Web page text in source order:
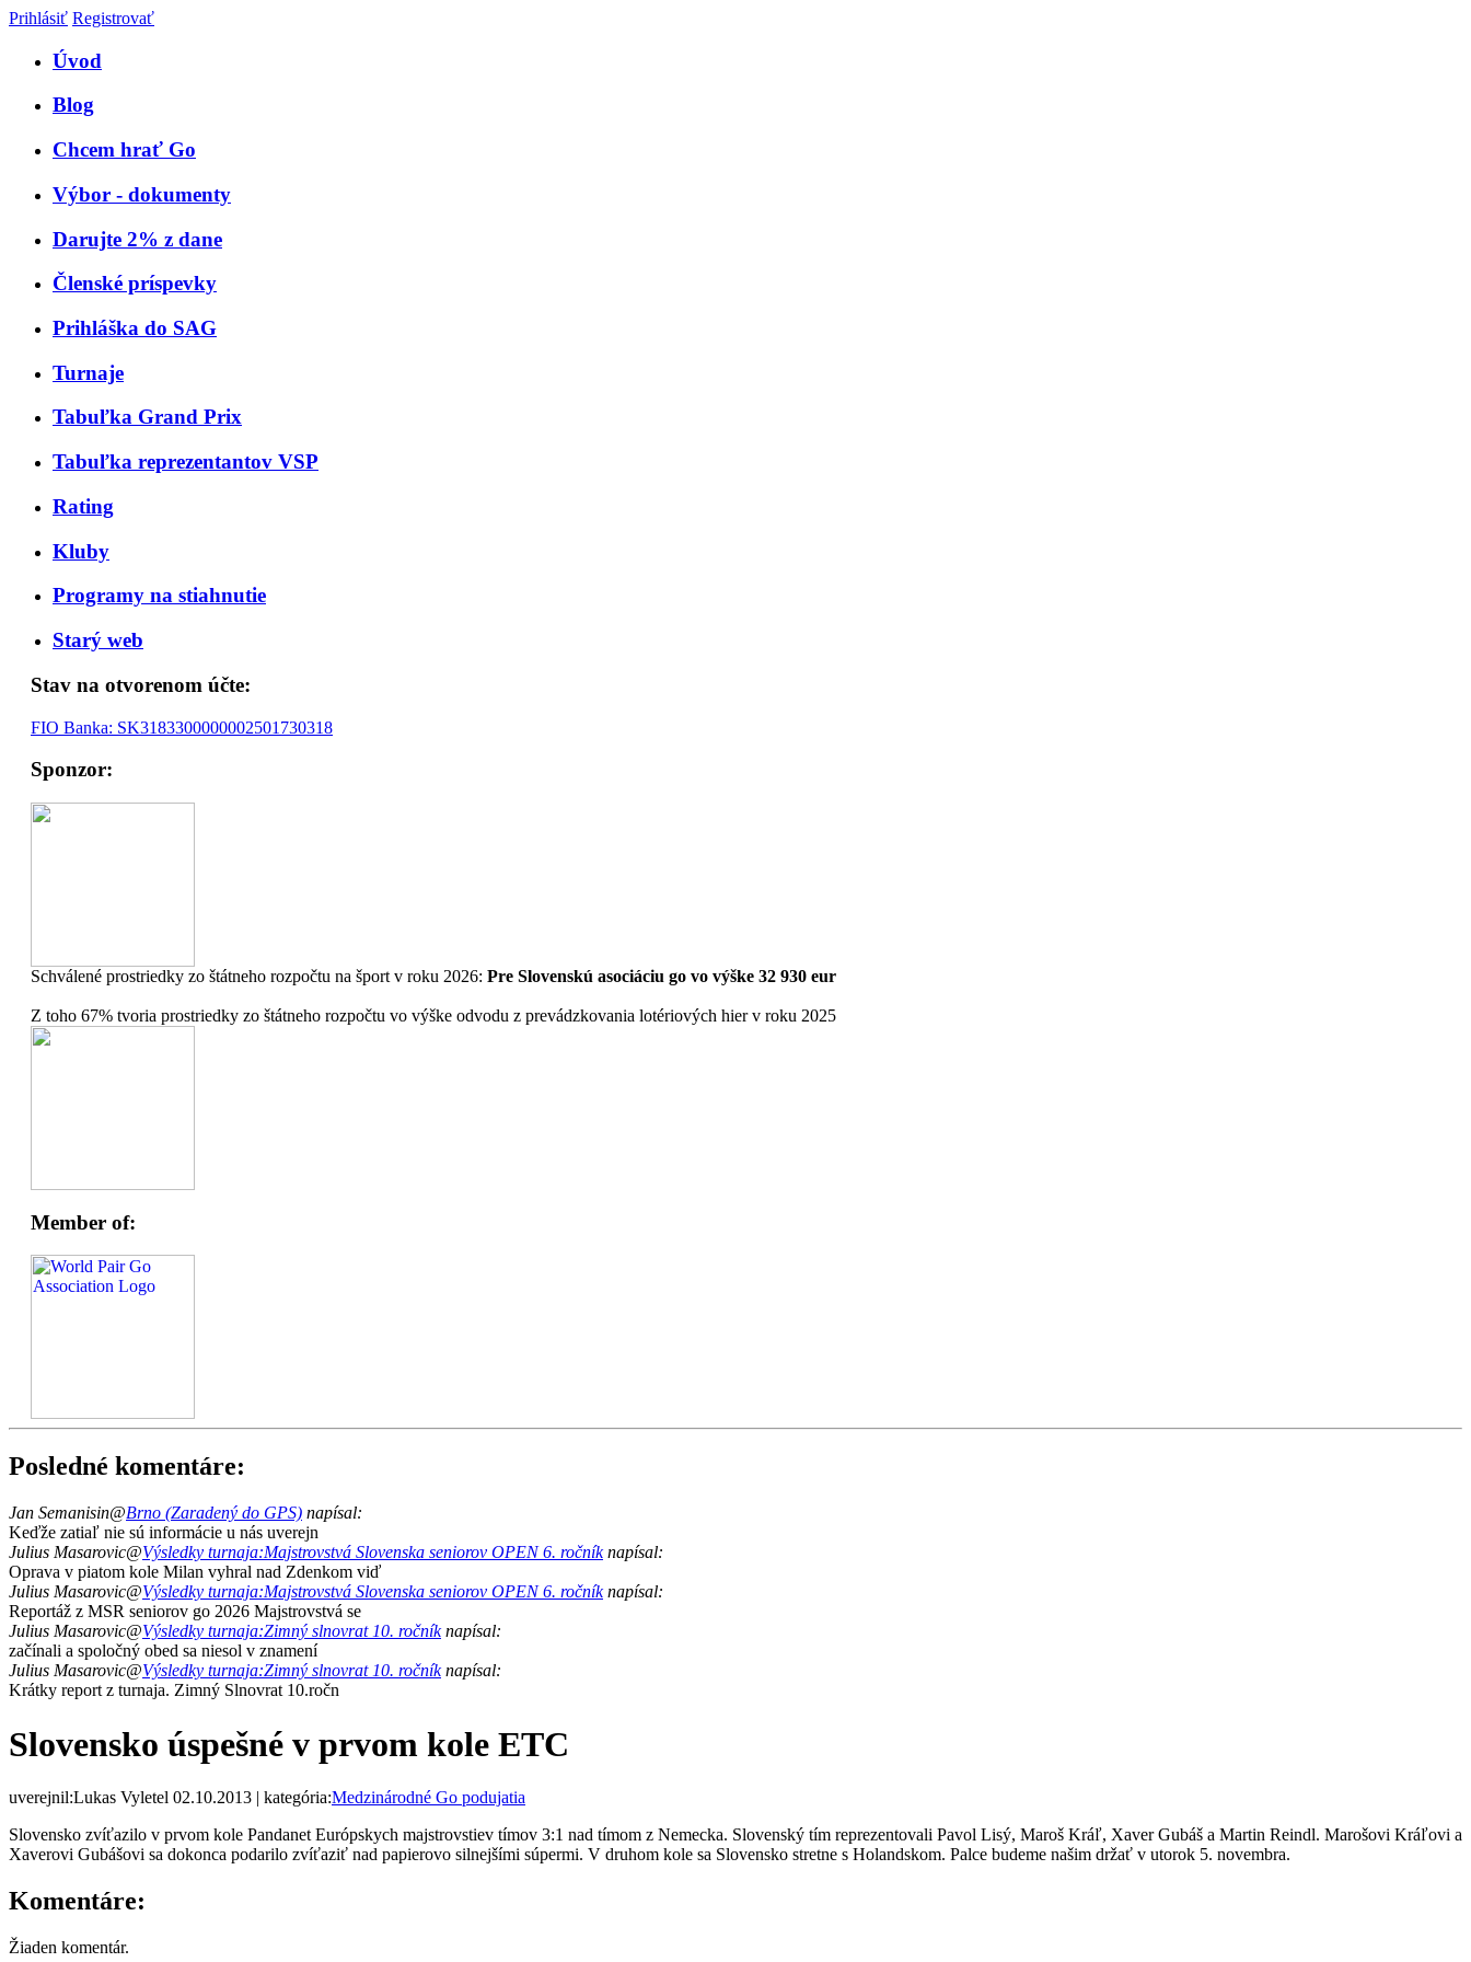
Prihlásiť Registrovať
Úvod
Blog
Chcem hrať Go
Výbor - dokumenty
Darujte 2% z dane
Členské príspevky
Prihláška do SAG
Turnaje
Tabuľka Grand Prix
Tabuľka reprezentantov VSP
Rating
Kluby
Programy na stiahnutie
Starý web
Stav na otvorenom účte:
FIO Banka: SK3183300000002501730318
Sponzor:
Schválené prostriedky zo štátneho rozpočtu na šport v roku 2026: Pre Slovenskú asociáciu go vo výške 32 930 eur
Z toho 67% tvoria prostriedky zo štátneho rozpočtu vo výške odvodu z prevádzkovania lotériových hier v roku 2025
Member of:
Posledné komentáre:
Jan Semanisin@Brno (Zaradený do GPS) napísal:
Keďže zatiaľ nie sú informácie u nás uverejn
Julius Masarovic@Výsledky turnaja:Majstrovstvá Slovenska seniorov OPEN 6. ročníknapísal:
Oprava v piatom kole Milan vyhral nad Zdenkom viď
Julius Masarovic@Výsledky turnaja:Majstrovstvá Slovenska seniorov OPEN 6. ročníknapísal:
Reportáž z MSR seniorov go 2026 Majstrovstvá se
Julius Masarovic@Výsledky turnaja:Zimný slnovrat 10. ročníknapísal:
začínali a spoločný obed sa niesol v znamení
Julius Masarovic@Výsledky turnaja:Zimný slnovrat 10. ročníknapísal:
Krátky report z turnaja. Zimný Slnovrat 10.ročn
Slovensko úspešné v prvom kole ETC
uverejnil:Lukas Vyletel 02.10.2013 | kategória:Medzinárodné Go podujatia
Slovensko zvíťazilo v prvom kole Pandanet Európskych majstrovstiev tímov 3:1 nad tímom z Nemecka. Slovenský tím reprezentovali Pavol Lisý, Maroš Kráľ, Xaver Gubáš a Martin Reindl. Marošovi Kráľovi a
Xaverovi Gubášovi sa dokonca podarilo zvíťaziť nad papierovo silnejšími súpermi. V druhom kole sa Slovensko stretne s Holandskom. Palce budeme našim držať v utorok 5. novembra.
Komentáre:
Žiaden komentár.